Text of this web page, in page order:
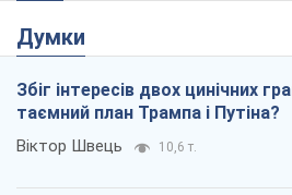
Думки
Збіг інтересів двох цинічних
таємний план Трампа і Путіна?
Віктор Швець 10,6 т.